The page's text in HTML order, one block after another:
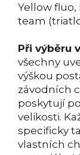
Yellow fluo,
team
Při výběru
všechny
výškou
závodních
poskytují
velikosti.
specificky
vlastních